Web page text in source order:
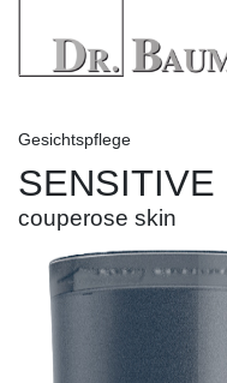
Gesichtspflege
SENSITIVE
couperose skin